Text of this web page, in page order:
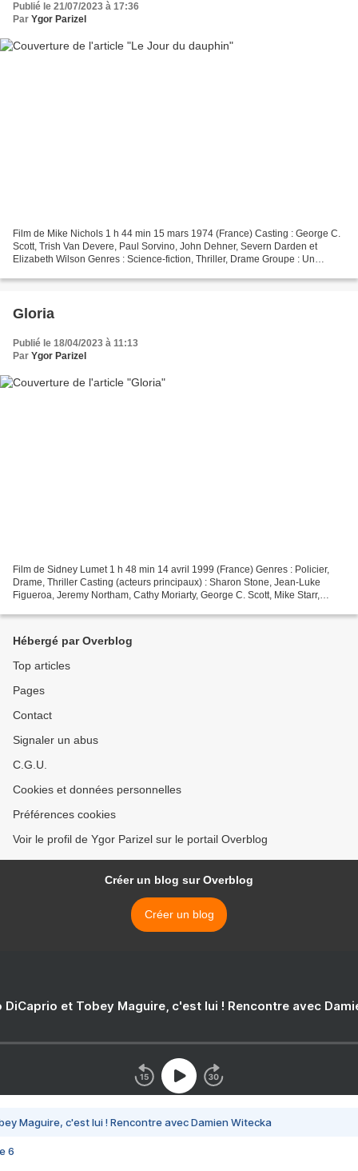
Publié le 21/07/2023 à 17:36
Par Ygor Parizel
Film de Mike Nichols 1 h 44 min 15 mars 1974 (France) Casting : George C.
Scott, Trish Van Devere, Paul Sorvino, John Dehner, Severn Darden et
Elizabeth Wilson Genres : Science-fiction, Thriller, Drame Groupe : Un
Gloria
Publié le 18/04/2023 à 11:13
Par Ygor Parizel
Film de Sidney Lumet 1 h 48 min 14 avril 1999 (France) Genres : Policier,
Drame, Thriller Casting (acteurs principaux) : Sharon Stone, Jean-Luke
Figueroa, Jeremy Northam, Cathy Moriarty, George C. Scott, Mike Starr,
Hébergé par Overblog
Top articles
Pages
Contact
Signaler un abus
C.G.U.
Cookies et données personnelles
Préférences cookies
Voir le profil de Ygor Parizel sur le portail Overblog
Créer un blog sur Overblog
Créer un blog
DiCaprio et Tobey Maguire, c'est lui ! Rencontre avec
Maguire, c'est lui ! Rencontre avec Damien Witecka
6